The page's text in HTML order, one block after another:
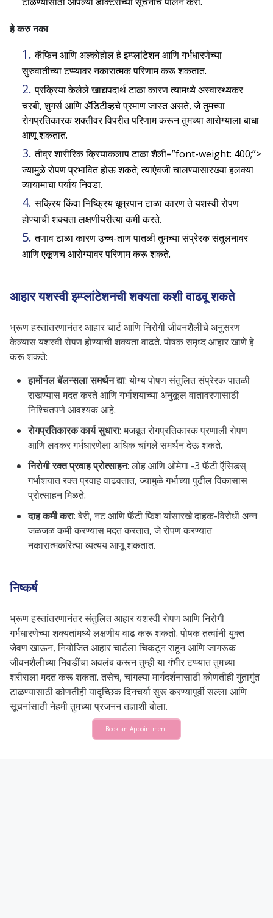
हे करु नका
कॅफिन आणि अल्कोहोल हे इम्प्लांटेशन आणि गर्भधारणेच्या
सुरुवातीच्या टप्प्यावर नकारात्मक परिणाम करू शकतात.
प्रक्रिया केलेले खाद्यपदार्थ टाळा कारण त्यामध्ये अस्वास्थ्यकर
चरबी, शुगर्स आणि ॲडिटीव्हचे प्रमाण जास्त असते, जे तुमच्या
रोगप्रतिकारक शक्तीवर विपरीत परिणाम करून तुमच्या आरोग्याला बाधा
आणू शकतात.
तीव्र शारीरिक क्रियाकलाप टाळा शैली=”font-weight: 400;”>
ज्यामुळे रोपण प्रभावित होऊ शकते; त्याऐवजी चालण्यासारख्या हलक्या
व्यायामाचा पर्याय निवडा.
सक्रिय किंवा निष्क्रिय धूम्रपान टाळा कारण ते यशस्वी रोपण
होण्याची शक्यता लक्षणीयरीत्या कमी करते.
तणाव टाळा कारण उच्च-ताण पातळी तुमच्या संप्रेरक संतुलनावर
आणि एकूणच आरोग्यावर परिणाम करू शकते.
आहार यशस्वी इम्प्लांटेशनची शक्यता कशी वाढवू शकते
भ्रूण हस्तांतरणानंतर आहार चार्ट आणि निरोगी जीवनशैलीचे अनुसरण
केल्यास यशस्वी रोपण होण्याची शक्यता वाढते. पोषक समृध्द आहार खाणे हे
करू शकते:
हार्मोनल बॅलन्सला समर्थन द्या: योग्य पोषण संतुलित संप्रेरक पातळी
राखण्यास मदत करते आणि गर्भाशयाच्या अनुकूल वातावरणासाठी
निश्चितपणे आवश्यक आहे.
रोगप्रतिकारक कार्य सुधारा: मजबूत रोगप्रतिकारक प्रणाली रोपण
आणि लवकर गर्भधारणेला अधिक चांगले समर्थन देऊ शकते.
निरोगी रक्त प्रवाह प्रोत्साहन: लोह आणि ओमेगा -3 फॅटी ऍसिडस्
गर्भाशयात रक्त प्रवाह वाढवतात, ज्यामुळे गर्भाच्या पुढील विकासास
प्रोत्साहन मिळते.
दाह कमी करा: बेरी, नट आणि फॅटी फिश यांसारखे दाहक-विरोधी अन्न
जळजळ कमी करण्यास मदत करतात, जे रोपण करण्यात
नकारात्मकरित्या व्यत्यय आणू शकतात.
निष्कर्ष
भ्रूण हस्तांतरणानंतर संतुलित आहार यशस्वी रोपण आणि निरोगी
गर्भधारणेच्या शक्यतांमध्ये लक्षणीय वाढ करू शकतो. पोषक तत्वांनी युक्त
जेवण खाऊन, नियोजित आहार चार्टला चिकटून राहून आणि जागरूक
जीवनशैलीच्या निवडींचा अवलंब करून तुम्ही या गंभीर टप्प्यात तुमच्या
शरीराला मदत करू शकता. तसेच, चांगल्या मार्गदर्शनासाठी कोणतीही गुंतागुंत
टाळण्यासाठी कोणतीही यादृच्छिक दिनचर्या सुरू करण्यापूर्वी सल्ला आणि
सूचनांसाठी नेहमी तुमच्या प्रजनन तज्ञाशी बोला.
Book an Appointment